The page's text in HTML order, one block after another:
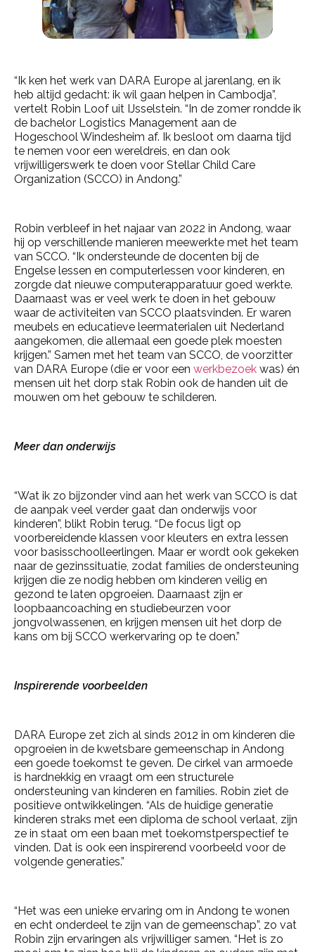
“Ik ken het werk van DARA Europe al jarenlang, en ik
heb altijd gedacht: ik wil gaan helpen in Cambodja”,
vertelt Robin Loof uit IJsselstein. “In de zomer rondde ik
de bachelor Logistics Management aan de
Hogeschool Windesheim af. Ik besloot om daarna tijd
te nemen voor een wereldreis, en dan ook
vrijwilligerswerk te doen voor Stellar Child Care
Organization (SCCO) in Andong.”
Robin verbleef in het najaar van 2022 in Andong, waar
hij op verschillende manieren meewerkte met het team
van SCCO. “Ik ondersteunde de docenten bij de
Engelse lessen en computerlessen voor kinderen, en
zorgde dat nieuwe computerapparatuur goed werkte.
Daarnaast was er veel werk te doen in het gebouw
waar de activiteiten van SCCO plaatsvinden. Er waren
meubels en educatieve leermaterialen uit Nederland
aangekomen, die allemaal een goede plek moesten
krijgen.” Samen met het team van SCCO, de voorzitter
van DARA Europe (die er voor een werkbezoek was) én
mensen uit het dorp stak Robin ook de handen uit de
mouwen om het gebouw te schilderen.
Meer dan onderwijs
“Wat ik zo bijzonder vind aan het werk van SCCO is dat
de aanpak veel verder gaat dan onderwijs voor
kinderen”, blikt Robin terug. “De focus ligt op
voorbereidende klassen voor kleuters en extra lessen
voor basisschoolleerlingen. Maar er wordt ook gekeken
naar de gezinssituatie, zodat families de ondersteuning
krijgen die ze nodig hebben om kinderen veilig en
gezond te laten opgroeien. Daarnaast zijn er
loopbaancoaching en studiebeurzen voor
jongvolwassenen, en krijgen mensen uit het dorp de
kans om bij SCCO werkervaring op te doen.”
Inspirerende voorbeelden
DARA Europe zet zich al sinds 2012 in om kinderen die
opgroeien in de kwetsbare gemeenschap in Andong
een goede toekomst te geven. De cirkel van armoede
is hardnekkig en vraagt om een structurele
ondersteuning van kinderen en families. Robin ziet de
positieve ontwikkelingen. “Als de huidige generatie
kinderen straks met een diploma de school verlaat, zijn
ze in staat om een baan met toekomstperspectief te
vinden. Dat is ook een inspirerend voorbeeld voor de
volgende generaties.”
“Het was een unieke ervaring om in Andong te wonen
en echt onderdeel te zijn van de gemeenschap”, zo vat
Robin zijn ervaringen als vrijwilliger samen. “Het is zo